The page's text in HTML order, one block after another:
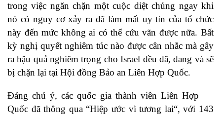
trong việc ngăn chặn một cuộc diệt chủng ngay khi
nó có nguy cơ xảy ra đã làm mất uy tín của tổ chức
này đến mức không ai có thể cứu vãn được nữa. Bất
kỳ nghị quyết nghiêm túc nào được cân nhắc mà gây
ra hậu quả nghiêm trọng cho Israel đều đã, đang và sẽ
bị chặn lại tại Hội đồng Bảo an Liên Hợp Quốc.
Đáng chú ý, các quốc gia thành viên Liên Hợp
Quốc đã thông qua “Hiệp ước vì tương lai“, với 143